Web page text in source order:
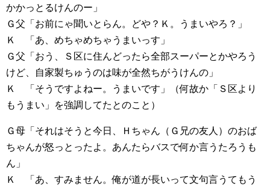
かかっとるけんのー」
Ｇ父「お前にゃ聞いとらん。どや？Ｋ。うまいやろ？」
Ｋ 「あ、めちゃめちゃうまいっす」
Ｇ父「おう、Ｓ区に住んどったら全部スーパーとかやろう
けど、自家製ちゅうのは味が全然ちがうけんの」
Ｋ 「そうですよねー。うまいです」（何故か「Ｓ区より
もうまい」を強調してたとのこと）
Ｇ母「それはそうと今日、Ｈちゃん（Ｇ兄の友人）のおば
ちゃんが怒っとったよ。あんたらバスで何か言うたろうも
ん」
Ｋ 「あ、すみません。俺が道が長いって文句言うてもう